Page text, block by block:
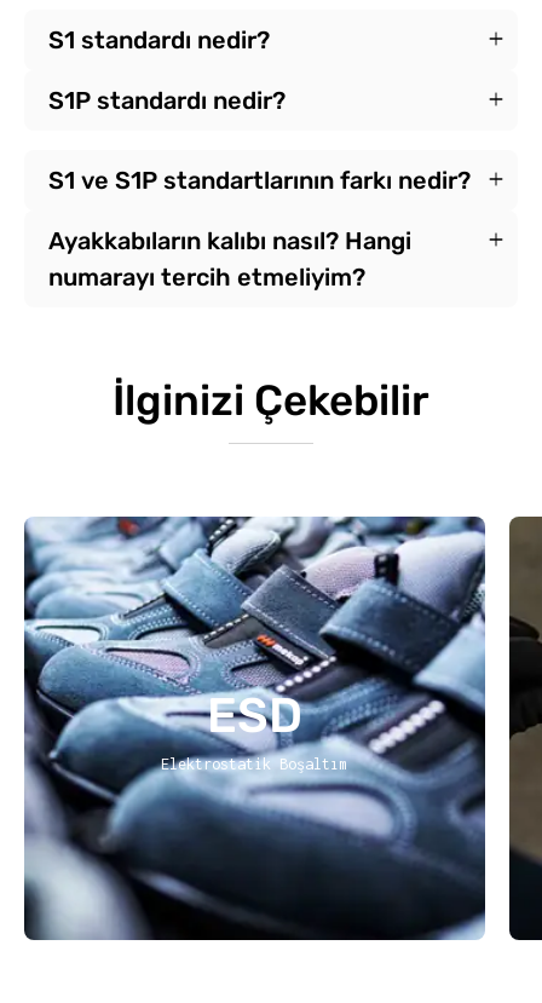
S1 standardı nedir?
S1P standardı nedir?
S1 ve S1P standartlarının farkı nedir?
Ayakkabıların kalıbı nasıl? Hangi
numarayı tercih etmeliyim?
İlginizi Çekebilir
ESD
Elektrostatik Boşaltım